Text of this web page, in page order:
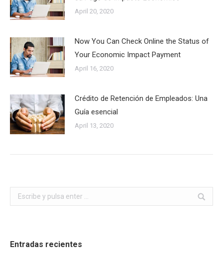
April 20, 2020
Now You Can Check Online the Status of
Your Economic Impact Payment
April 16, 2020
Crédito de Retención de Empleados: Una
Guía esencial
April 13, 2020
Buscar:
Entradas recientes